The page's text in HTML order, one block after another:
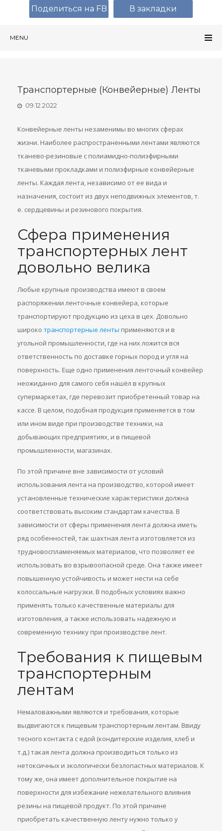
MENU
Транспортерные (конвейерные) Ленты
09.12.2022
Конвейерные ленты незаменимы во многих сферах
жизни. Наиболее распространенными лентами являются
тканево-резиновые с полиамидно-полиэфирными
тканевыми прокладками и полиэфирные конвейерные
ленты. Каждая лента, независимо от ее вида и
назначения, состоит из двух неподвижных элементов, т.
е. сердцевины и резинового покрытия.
Сфера применения
транспортерных лент
довольно велика
Любые крупные производства имеют в своем
распоряжении ленточные конвейера, которые
транспортируют продукцию из цеха в цех. Довольно
широко транспортерные ленты применяются и в
угольной промышленности, где на них ложится вся
ответственность по доставке горных пород и угля на
поверхность. Еще одно применения ленточный конвейер
неожиданно для самого себя нашёл в крупных
супермаркетах, где перевозит приобретенный товар на
кассе. В целом, подобная продукция применяется в том
или ином виде при производстве техники, на
добывающих предприятиях, и в пищевой
промышленности, магазинах.
По этой причине вне зависимости от условий
использования лента на производство, которой имеет
установленные технические характеристики должна
соответствовать высоким стандартам качества. В
зависимости от сферы применения лента должна иметь
ряд особенностей, так шахтная лента изготовляется из
трудновоспламеняемых материалов, что позволяет ее
использовать во взрывоопасной среде. Она также имеет
повышенную устойчивость и может нести на себе
колоссальные нагрузки. В подобных условиях важно
применять только качественные материалы для
изготовления, а также использовать надежную и
современную технику при производстве лент.
Требования к пищевым
транспортерным
лентам
Немаловажными являются и требования, которые
выдвигаются к пищевым транспортерным лентам. Ввиду
тесного контакта с едой (кондитерские изделия, хлеб и
т.д.) такая лента должна производиться только из
нетоксичных и экологически безлопастных материалов. К
тому же, она имеет дополнительное покрытие на
поверхности для избежание нежелательного влияния
резины на пищевой продукт. По этой причине
приобретать качественную ленту нужно только у
Поделиться на FB В закладки